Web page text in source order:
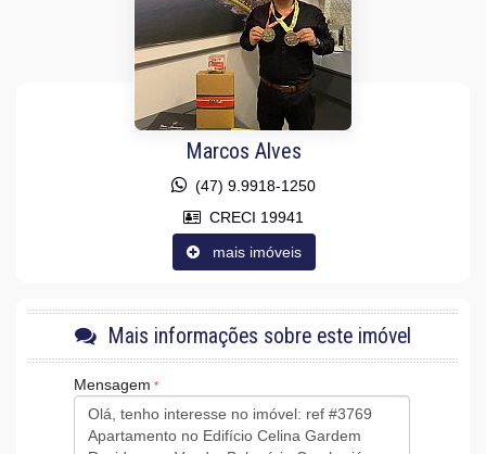
Sala para 3 Ambientes
Características do Empreendimento
Portaria 24h
Medidores Individuais
Captação de Água
Brinquedoteca
Automação Predial
Piscina Infantil
Bicicletário
Marcos Alves
(47) 9.9918-1250
CRECI 19941
mais imóveis
Mais informações sobre este imóvel
Mensagem